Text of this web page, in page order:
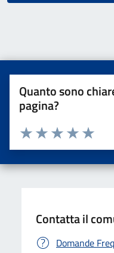
Quanto sono
pagina?
Valuta da 1 a 5 stelle la
Valuta
Valuta 4
Valuta 3 stelle
Valuta 2 stelle su 5
Valuta una stella su 5
Contatta il
Domande